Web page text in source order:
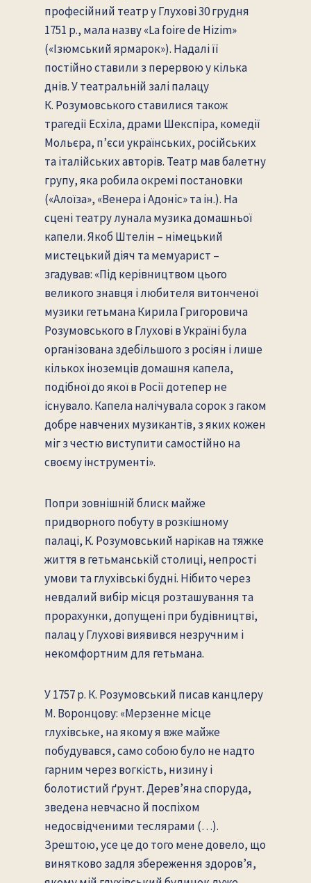
професійний театр у Глухові 30 грудня
1751 р., мала назву «La foire de Hizim»
(«Ізюмський ярмарок»). Надалі її
постійно ставили з перервою у кілька
днів. У театральній залі палацу
К. Розумовського ставилися також
трагедії Есхіла, драми Шекспіра, комедії
Мольєра, п’єси українських, російських
та італійських авторів. Театр мав балетну
групу, яка робила окремі постановки
(«Алоїза», «Венера і Адоніс» та ін.). На
сцені театру лунала музика домашньої
капели. Якоб Штелін – німецький
мистецький діяч та мемуарист –
згадував: «Під керівництвом цього
великого знавця і любителя витонченої
музики гетьмана Кирила Григоровича
Розумовського в Глухові в Україні була
організована здебільшого з росіян і лише
кількох іноземців домашня капела,
подібної до якої в Росії дотепер не
існувало. Капела налічувала сорок з гаком
добре навчених музикантів, з яких кожен
міг з честю виступити самостійно на
своєму інструменті».
Попри зовнішній блиск майже
придворного побуту в розкішному
палаці, К. Розумовський нарікав на тяжке
життя в гетьманській столиці, непрості
умови та глухівські будні. Нібито через
невдалий вибір місця розташування та
прорахунки, допущені при будівництві,
палац у Глухові виявився незручним і
некомфортним для гетьмана.
У 1757 р. К. Розумовський писав канцлеру
М. Воронцову: «Мерзенне місце
глухівське, на якому я вже майже
побудувався, само собою було не надто
гарним через вогкість, низину і
болотистий ґрунт. Дерев’яна споруда,
зведена невчасно й поспіхом
недосвідченими теслярами (…).
Зрештою, усе це до того мене довело, що
винятково задля збереження здоров’я,